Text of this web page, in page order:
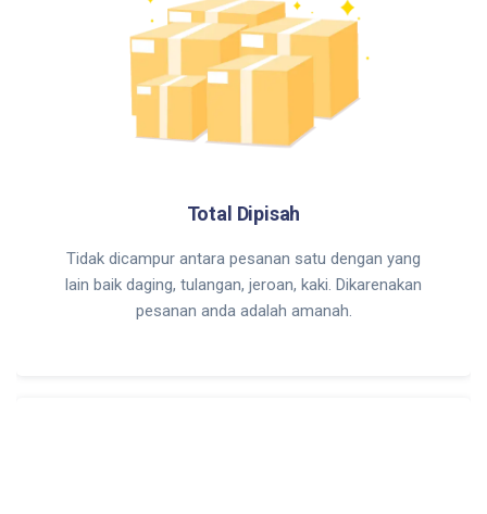
Total Dipisah
Tidak dicampur antara pesanan satu dengan yang
lain baik daging, tulangan, jeroan, kaki. Dikarenakan
pesanan anda adalah amanah.